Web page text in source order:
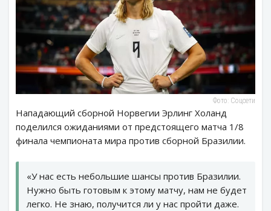
Фото: Соцсети
Нападающий сборной Норвегии Эрлинг Холанд
поделился ожиданиями от предстоящего матча 1/8
финала чемпионата мира против сборной Бразилии.
«У нас есть небольшие шансы против Бразилии.
Нужно быть готовым к этому матчу, нам не будет
легко. Не знаю, получится ли у нас пройти даже.